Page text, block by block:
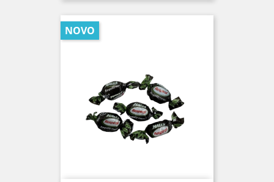
NOVO